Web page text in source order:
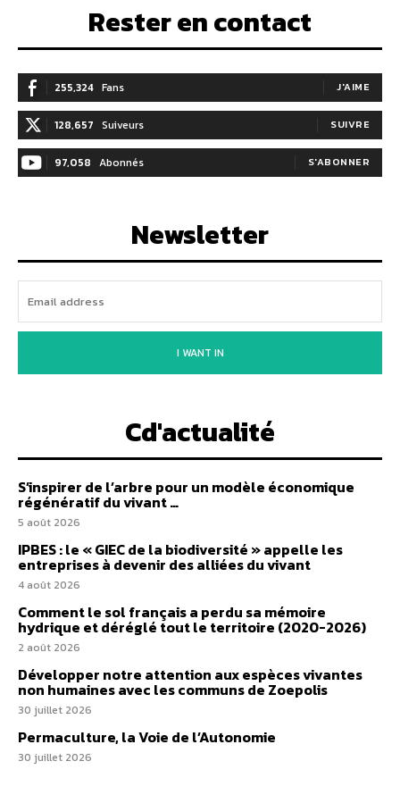
Rester en contact
255,324 Fans J'AIME
128,657 Suiveurs SUIVRE
97,058 Abonnés S'ABONNER
Newsletter
I WANT IN
Cd'actualité
S’inspirer de l’arbre pour un modèle économique
régénératif du vivant …
5 août 2026
IPBES : le « GIEC de la biodiversité » appelle les
entreprises à devenir des alliées du vivant
4 août 2026
Comment le sol français a perdu sa mémoire
hydrique et déréglé tout le territoire (2020-2026)
2 août 2026
Développer notre attention aux espèces vivantes
non humaines avec les communs de Zoepolis
30 juillet 2026
Permaculture, la Voie de l’Autonomie
30 juillet 2026